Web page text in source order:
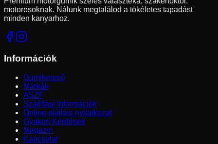
motorosoknak. Nálunk megtalálod a tökéletes tapadást
minden kanyarhoz.
Információk
Gumikereső
Márkák
ÁSZF
Szállítási Információk
Online elállási nyilatkozat
Gyakori Kérdések
Magazin
Kapcsolat